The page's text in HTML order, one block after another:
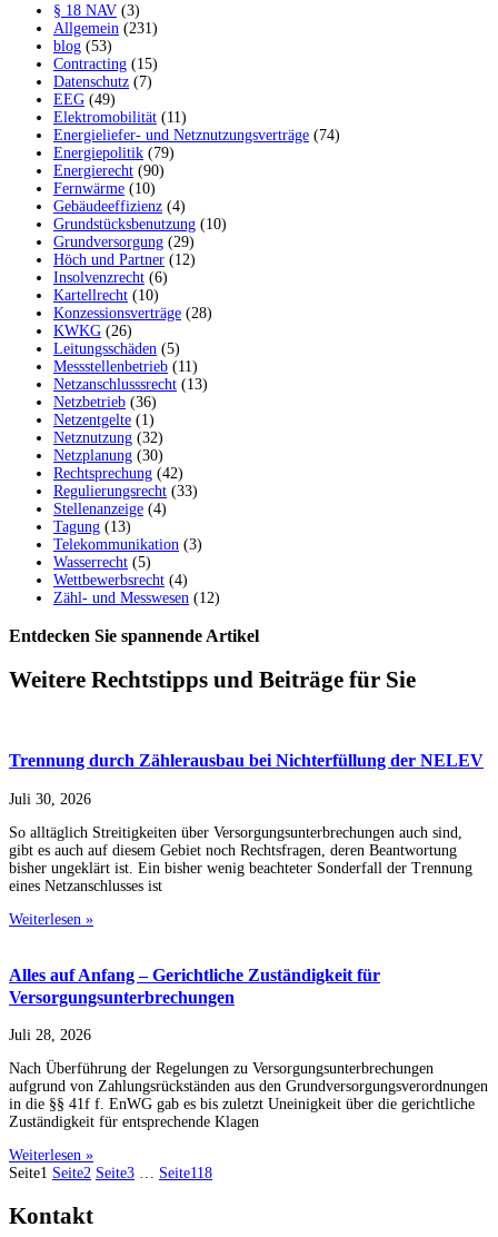
§ 18 NAV (3)
Allgemein (231)
blog (53)
Contracting (15)
Datenschutz (7)
EEG (49)
Elektromobilität (11)
Energieliefer- und Netznutzungsverträge (74)
Energiepolitik (79)
Energierecht (90)
Fernwärme (10)
Gebäudeeffizienz (4)
Grundstücksbenutzung (10)
Grundversorgung (29)
Höch und Partner (12)
Insolvenzrecht (6)
Kartellrecht (10)
Konzessionsverträge (28)
KWKG (26)
Leitungsschäden (5)
Messstellenbetrieb (11)
Netzanschlusssrecht (13)
Netzbetrieb (36)
Netzentgelte (1)
Netznutzung (32)
Netzplanung (30)
Rechtsprechung (42)
Regulierungsrecht (33)
Stellenanzeige (4)
Tagung (13)
Telekommunikation (3)
Wasserrecht (5)
Wettbewerbsrecht (4)
Zähl- und Messwesen (12)
Entdecken Sie spannende Artikel
Weitere Rechtstipps und Beiträge für Sie
Trennung durch Zählerausbau bei Nichterfüllung der NELEV
Juli 30, 2026
So alltäglich Streitigkeiten über Versorgungsunterbrechungen auch sind,
gibt es auch auf diesem Gebiet noch Rechtsfragen, deren Beantwortung
bisher ungeklärt ist. Ein bisher wenig beachteter Sonderfall der Trennung
eines Netzanschlusses ist
Weiterlesen »
Alles auf Anfang – Gerichtliche Zuständigkeit für
Versorgungsunterbrechungen
Juli 28, 2026
Nach Überführung der Regelungen zu Versorgungsunterbrechungen
aufgrund von Zahlungsrückständen aus den Grundversorgungsverordnungen
in die §§ 41f f. EnWG gab es bis zuletzt Uneinigkeit über die gerichtliche
Zuständigkeit für entsprechende Klagen
Weiterlesen »
Seite1 Seite2 Seite3 … Seite118
Kontakt